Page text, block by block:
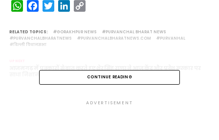
WhatsAppFacebookTwitterLinkedIn
RELATED TOPICS: GORAKHPUR NEWS
PURVANCHAL BHARAT NEWS
PURVANCHALBHARATNEWS
PURVANCHALBHARATNEWS.COM
PURVANHAL
दिल्ली विधानसभा
CONTINUE READING
ADVERTISEMENT